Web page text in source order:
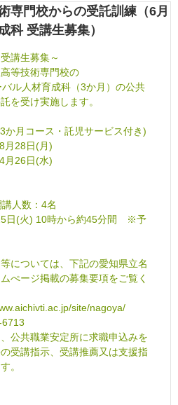
専門校からの受託訓練（6月
科 受講生募集）
講生募集～
等技術専門校の
ル人材育成科（3か月）の公共
を受け実施します。
か月コース・託児サービス付き)
月28日(月)
月26日(水)
人数：4名
日(火) 10時から約45分間 ※予
については、下記の愛知県立名
ぺージ掲載の募集要項をご覧く
site/nagoya/
公共職業安定所に求職申込みを
受講指示、受講推薦又は支援指
。